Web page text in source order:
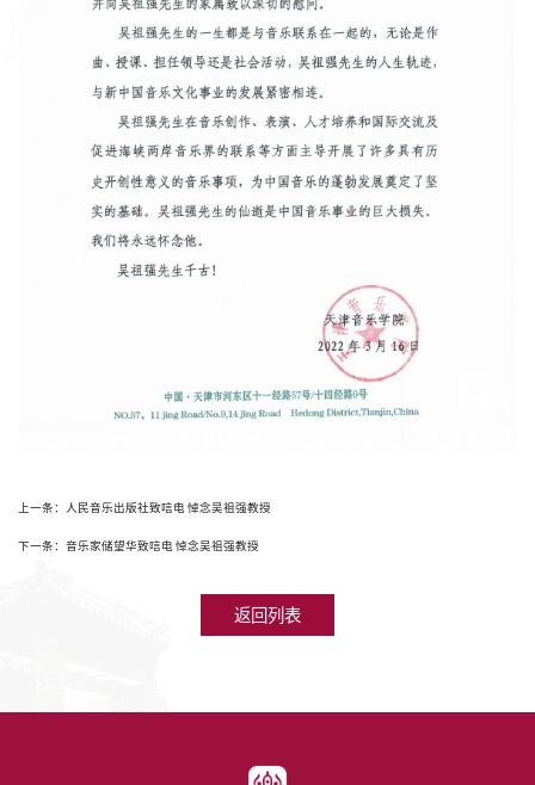
上一条：人民音乐出版社致唁电 悼念吴祖强教授
下一条：音乐家储望华致唁电 悼念吴祖强教授
返回列表